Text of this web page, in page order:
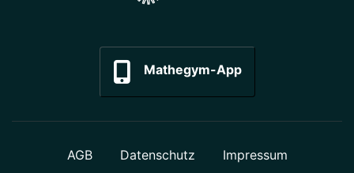
Mathegym-App
AGB Datenschutz Impressum